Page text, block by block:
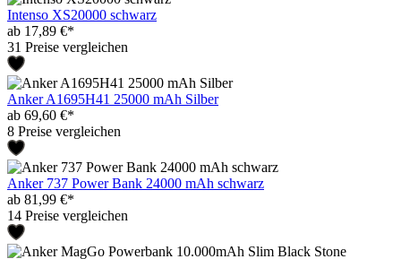
Intenso XS20000 schwarz
ab 17,89 €*
31 Preise vergleichen
Anker A1695H41 25000 mAh Silber
ab 69,60 €*
8 Preise vergleichen
Anker 737 Power Bank 24000 mAh schwarz
ab 81,99 €*
14 Preise vergleichen